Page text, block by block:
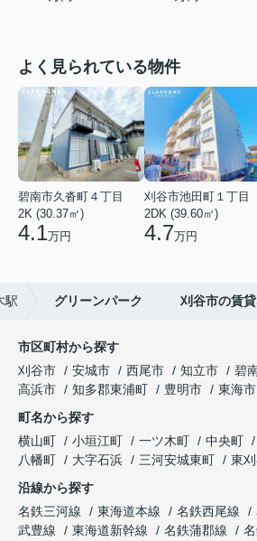
よく見られている物件
碧南市久沓町４丁目
2K (30.37㎡)
4.1万円
刈谷市池田町１丁目
2DK (39.60㎡)
4.7万円
駅 グリーンパーク 刈谷市の賃貸
市区町村から探す
刈谷市
安城市 西尾市 知立市 碧
高浜市
知多郡東浦町 豊明市
東海市
町名から探す
横山町
小垣江町 一ツ木町 中央町
八幡町
大字石浜 三河安城東町
東
沿線から探す
名鉄三河線
東海道本線 名鉄西尾線
武豊線
東海道新幹線 名鉄蒲郡線